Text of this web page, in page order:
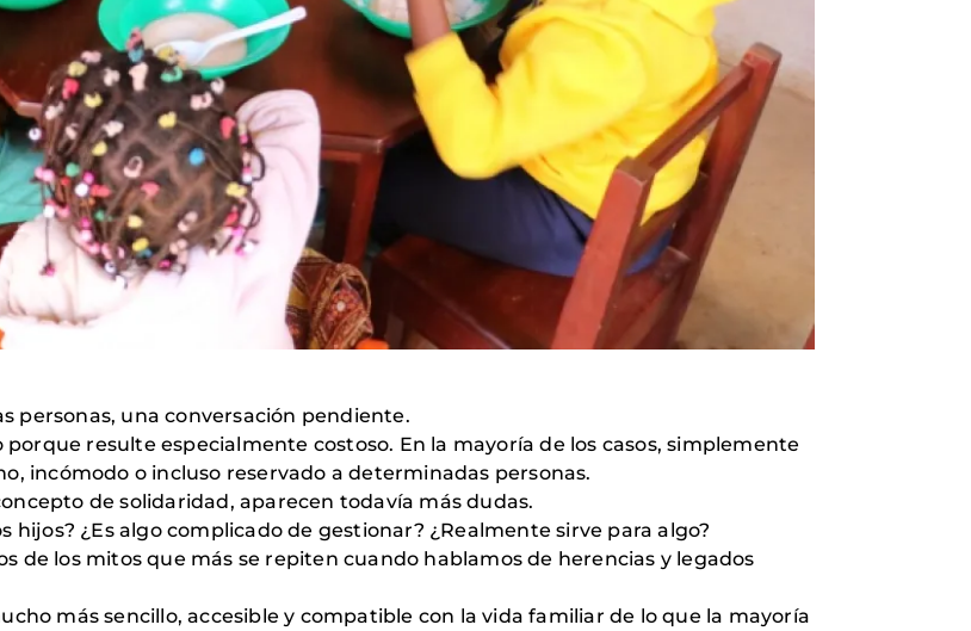
personas, una conversación pendiente.
resulte especialmente costoso. En la mayoría de los casos, simplemente
incómodo o incluso reservado a determinadas personas.
de solidaridad, aparecen todavía más dudas.
¿Es algo complicado de gestionar? ¿Realmente sirve para algo?
de los mitos que más se repiten cuando hablamos de herencias y legados
más sencillo, accesible y compatible con la vida familiar de lo que la mayoría